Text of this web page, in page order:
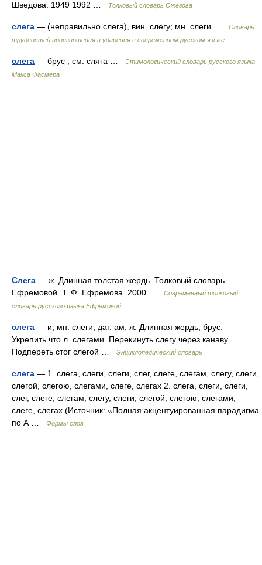
Шведова. 1949 1992 …
Толковый словарь Ожегова
слега — (неправильно слега), вин. слегу; мн. слеги …
Словарь
трудностей произношения и ударения в современном русском языке
слега — брус , см. сляга …
Этимологический словарь русского языка
Макса Фасмера
Слега — ж. Длинная толстая жердь. Толковый словарь
Ефремовой. Т. Ф. Ефремова. 2000 …
Современный толковый
словарь русского языка Ефремовой
слега — и; мн. слеги, дат. ам; ж. Длинная жердь, брус.
Укрепить что л. слегами. Перекинуть слегу через канаву.
Подпереть стог слегой …
Энциклопедический словарь
слега — 1. слега, слеги, слеги, слег, слеге, слегам, слегу, слеги,
слегой, слегою, слегами, слеге, слегах 2. слега, слеги, слеги,
слег, слеге, слегам, слегу, слеги, слегой, слегою, слегами,
слеге, слегах (Источник: «Полная акцентуированная парадигма
по А …
Формы слов